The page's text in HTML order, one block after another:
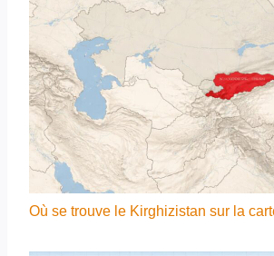
Où se trouve le Kirghizistan sur la